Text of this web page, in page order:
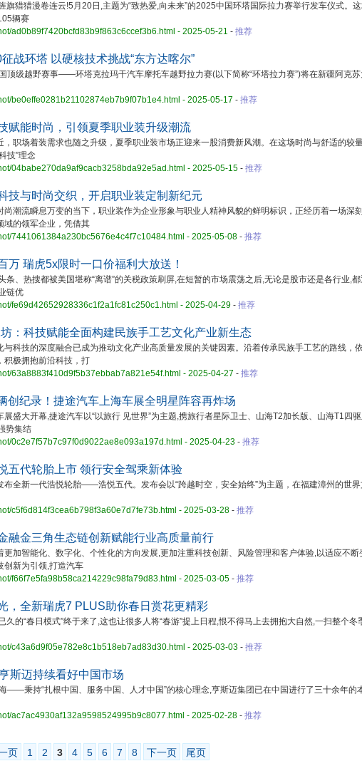
猎猎漫卷连云!5月20日,主题为“致热爱,向未来”的2025中国环塔国际拉力赛举行发车仪式。
辆赛
ad0b89f7420bcfd83b9f863c6ccef3b6.html - 2025-05-21 - 推荐
战环塔 以硬核技术挑战“东方达喀尔”
级越野赛事——环塔克拉玛干汽车摩托车越野拉力赛(以下简称“环塔拉力赛”)将在新疆阿克苏
be0effe0281b21102874eb7b9f07b1e4.html - 2025-05-17 - 推荐
赋能时尚，引领夏季职业装升级潮流
场着装需求也随之升级，夏季职业装市场正迎来一股消费新风潮。在这场时尚与舒适的较
技”理念
04babe270da9af9cacb3258bda92e5ad.html - 2025-05-15 - 推荐
技与时尚交织，开启职业装定制新纪元
流瞬息万变的当下，职业装作为企业形象与职业人精神风貌的鲜明标识，正经历着一场深
域的领军企业，凭借其
7441061384a230bc5676e4c4f7c10484.html - 2025-05-08 - 推荐
万 瑞虎5x限时一口价福利大放送！
、热搜都被美国堪称“离谱”的关税政策刷屏,在短暂的市场震荡之后,无论是股市还是各行业,
链优
fe69d42652928336c1f2a1fc81c250c1.html - 2025-04-29 - 推荐
：科技赋能全面构建民族手工艺文化产业新生态
技的深度融合已成为推动文化产业高质量发展的关键因素。沿着传承民族手工艺的路线，
积极拥抱前沿科技，打
63a8883f410d9f5b37ebbab7a821e54f.html - 2025-04-27 - 推荐
创纪录！捷途汽车上海车展全明星阵容再炸场
大开幕,捷途汽车以“以旅行 见世界”为主题,携旅行者星际卫士、山海T2加长版、山海T1四
势集结
0c2e7f57b7c97f0d9022ae8e093a197d.html - 2025-04-23 - 推荐
五代轮胎上市 领行安全驾乘新体验
全新一代浩悦轮胎——浩悦五代。发布会以“跨越时空，安全始终”为主题，在福建漳州的世
c5f6d814f3cea6b798f3a60e7d7fe73b.html - 2025-03-28 - 推荐
融金三角生态链创新赋能行业高质量前行
智能化、数字化、个性化的方向发展,更加注重科技创新、风险管理和客户体验,以适应不断
新为引领,打造汽车
f66f7e5fa98b58ca214229c98fa79d83.html - 2025-03-05 - 推荐
，全新瑞虎7 PLUS助你春日赏花更精彩
的“春日模式”终于来了,这也让很多人将“春游”提上日程,恨不得马上去拥抱大自然,一扫整个冬
c43a6d9f05e782e8c1b518eb7ad83d30.html - 2025-03-03 - 推荐
斯迈持续看好中国市场
秉持“扎根中国、服务中国、人才中国”的核心理念,亨斯迈集团已在中国进行了三十余年的
ac7ac4930af132a9598524995b9c8077.html - 2025-02-28 - 推荐
页 1 2 3 4 5 6 7 8 下一页 尾页